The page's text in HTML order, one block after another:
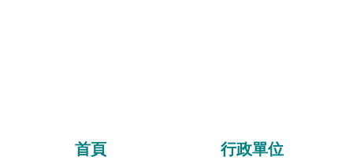
首頁 行政單位